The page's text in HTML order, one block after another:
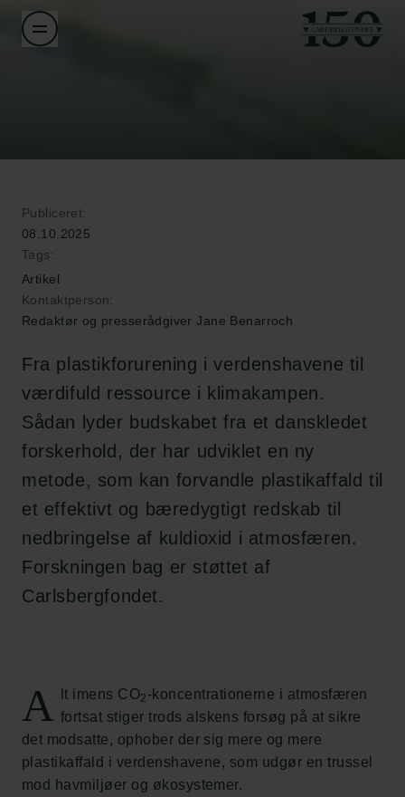
Publiceret:
08.10.2025
Tags:
Artikel
Kontaktperson:
Redaktør og presserådgiver Jane Benarroch
Fra plastikforurening i verdenshavene til
værdifuld ressource i klimakampen.
Sådan lyder budskabet fra et danskledet
forskerhold, der har udviklet en ny
metode, som kan forvandle plastikaffald til
et effektivt og bæredygtigt redskab til
nedbringelse af kuldioxid i atmosfæren.
Forskningen bag er støttet af
Carlsbergfondet.
A lt imens CO2 -koncentrationerne i atmosfæren
fortsat stiger trods alskens forsøg på at sikre
det modsatte, ophober der sig mere og mere
plastikaffald i verdenshavene, som udgør en trussel
mod havmiljøer og økosystemer.